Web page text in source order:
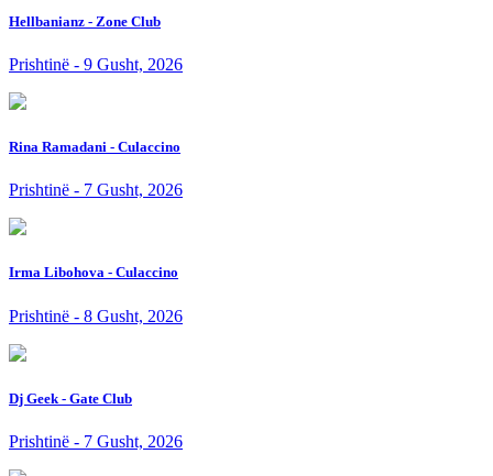
Hellbanianz - Zone Club
Prishtinë - 9 Gusht, 2026
Rina Ramadani - Culaccino
Prishtinë - 7 Gusht, 2026
Irma Libohova - Culaccino
Prishtinë - 8 Gusht, 2026
Dj Geek - Gate Club
Prishtinë - 7 Gusht, 2026